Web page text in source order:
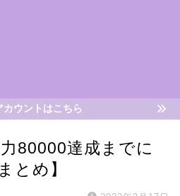
ウントはこちら
80000達成までに
とめ】